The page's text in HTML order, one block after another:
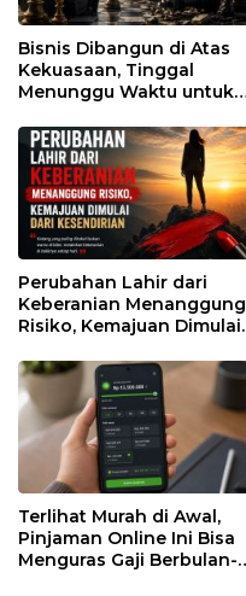
Bisnis Dibangun di Atas
Kekuasaan, Tinggal
Menunggu Waktu untuk
Perubahan Lahir dari
Keberanian Menanggung
Risiko, Kemajuan Dimulai
Terlihat Murah di Awal,
Pinjaman Online Ini Bisa
Menguras Gaji Berbulan-